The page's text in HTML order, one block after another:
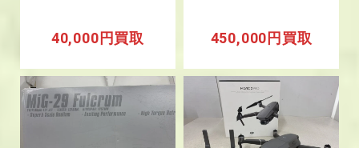
40,000円買取 450,000円買取